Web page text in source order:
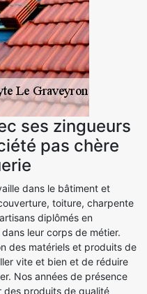
ses zingueurs
pas chère
dans le bâtiment et
toiture, charpente
diplômés en
leur corps de métier.
des matériels et produits de
vite et bien et de réduire
Nos années de présence
des produits de qualité